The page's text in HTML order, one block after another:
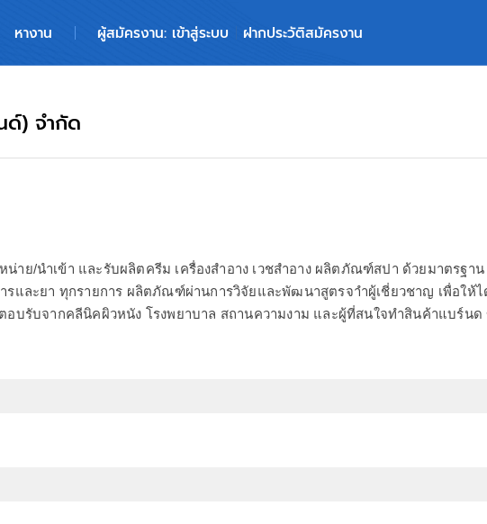
หางาน ผู้สมัครงาน: เข้าสู่ระบบ ฝากประวัติสมัครงาน
) จำกัด
น่าย/นำเข้า และรับผลิตครีม เครื่องสำอาง เวชสำอาง ผลิตภัณฑ์สปา ด้วยมาตรฐา
รและยา ทุกรายการ ผลิตภัณฑ์ผ่านการวิจัยและพัฒนาสูตรจาำผู้เชี่ยวชาญ เพื่อใ
อบรับจากคลีนิคผิวหนัง โรงพยาบาล สถานความงาม และผู้ที่สนใจทำสินค้าแบร์นด